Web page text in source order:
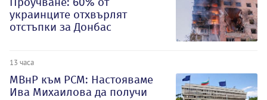
украинците отхвърлят
отстъпки за Донбас
13 часа
МВнР към РСМ: Настояваме
Ива Михаилова да получи